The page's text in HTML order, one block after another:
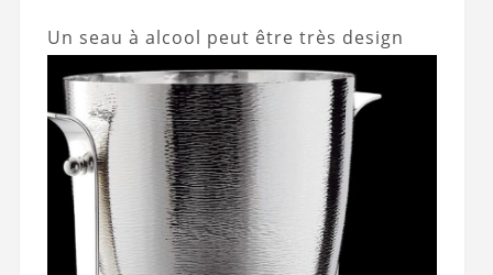
Un seau à alcool peut être très design